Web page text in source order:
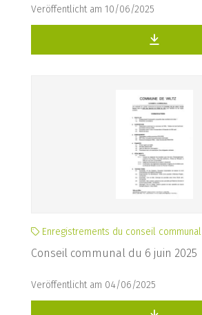
Veröffentlicht am 10/06/2025
Enregistrements du conseil communal
Conseil communal du 6 juin 2025
Veröffentlicht am 04/06/2025